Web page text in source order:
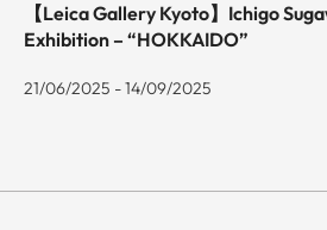
【Leica Gallery Kyoto】Ichigo
Exhibition – “HOKKAIDO”
21/06/2025 - 14/09/2025